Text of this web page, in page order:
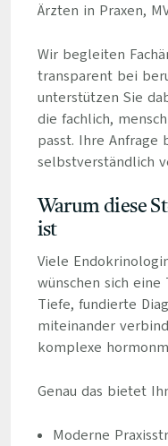
Ärzten in Praxen,
Wir begleiten
transparent bei
unterstützen Sie
die fachlich,
passt. Ihre Anfrage
selbstverständlich
Warum diese
ist
Viele
wünschen sich
Tiefe, fundierte
miteinander
komplexe
Genau das bietet
Moderne